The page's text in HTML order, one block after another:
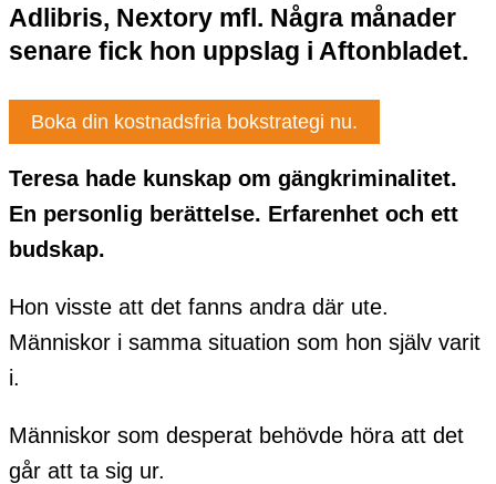
Adlibris, Nextory mfl. Några månader
senare fick hon uppslag i Aftonbladet.
Boka din kostnadsfria bokstrategi nu.
Teresa hade kunskap om gängkriminalitet.
En personlig berättelse. Erfarenhet och ett
budskap.
Hon visste att det fanns andra där ute.
Människor i samma situation som hon själv varit
i.
Människor som desperat behövde höra att det
går att ta sig ur.